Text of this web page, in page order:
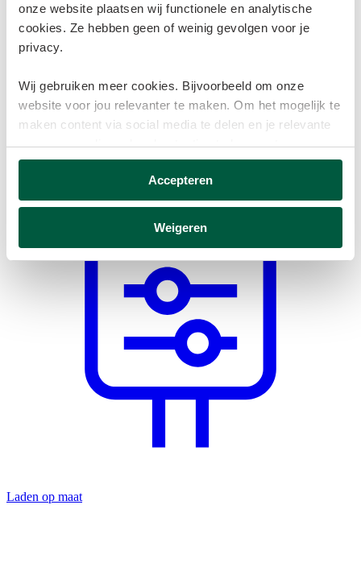
onze website plaatsen wij functionele en analytische
cookies. Ze hebben geen of weinig gevolgen voor je
privacy.
Wij gebruiken meer cookies. Bijvoorbeeld om onze
website voor jou relevanter te maken. Om het mogelijk te
maken content via social media te delen en je relevante
en gepersonaliseerde advertenties te kunnen tonen op
websites van derden.
Deze cookies verzamelen mogelijk gegevens buiten
onze website. Door op ‘Accepteren’ te klikken ga je
informatie vind je in onscookiebeleid.
Accepteren
Weigeren
Laden op maat